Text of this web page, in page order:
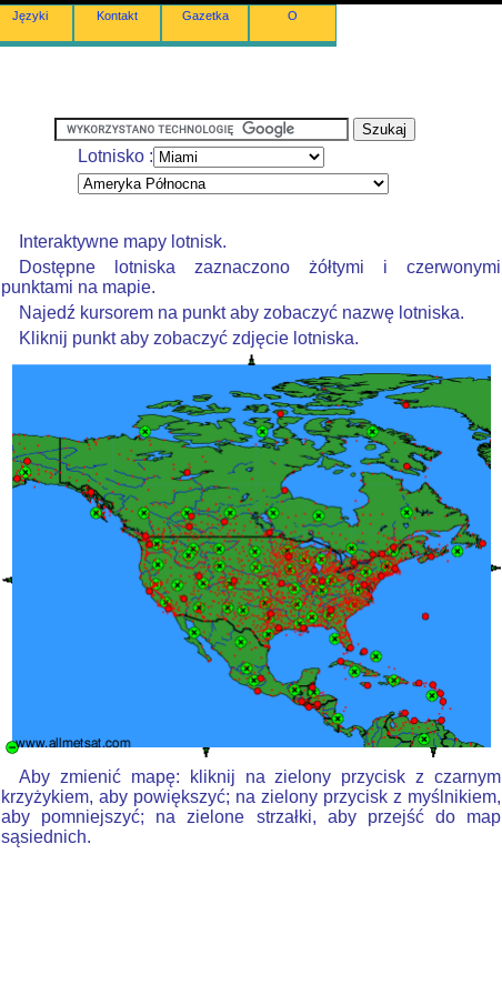
Języki Kontakt Gazetka O
Lotnisko :
Interaktywne mapy lotnisk.
Dostępne lotniska zaznaczono żółtymi i czerwonymi
punktami na mapie.
Najedź kursorem na punkt aby zobaczyć nazwę lotniska.
Kliknij punkt aby zobaczyć zdjęcie lotniska.
Aby zmienić mapę: kliknij na zielony przycisk z czarnym
krzyżykiem, aby powiększyć; na zielony przycisk z myślnikiem,
aby pomniejszyć; na zielone strzałki, aby przejść do map
sąsiednich.